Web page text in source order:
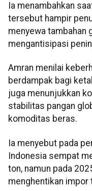
Ia menambahkan
tersebut hampir
menyewa tambahan
mengantisipasi
Amran menilai
berdampak bagi
juga menunjukkan
stabilitas pangan
komoditas beras.
Ia menyebut pada
Indonesia sempat
ton, namun pada
menghentikan impor